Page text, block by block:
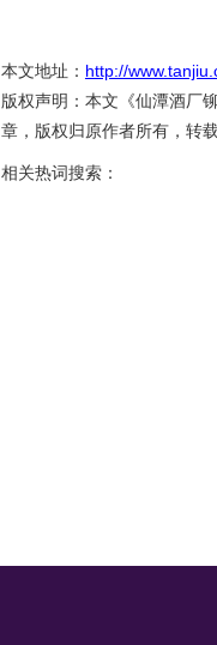
本文地址： http://
版权声明：本文《仙潭酒厂
章，版权归原作者所有，转
相关热词搜索：